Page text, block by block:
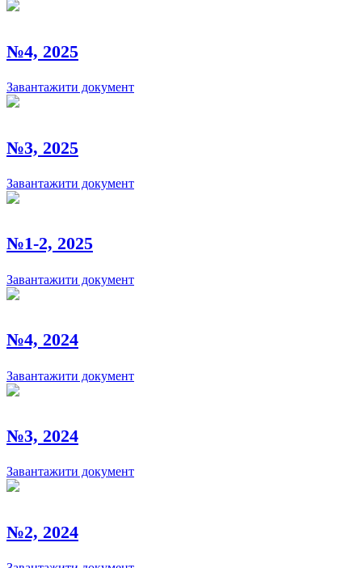
№4, 2025
Завантажити документ
№3, 2025
Завантажити документ
№1-2, 2025
Завантажити документ
№4, 2024
Завантажити документ
№3, 2024
Завантажити документ
№2, 2024